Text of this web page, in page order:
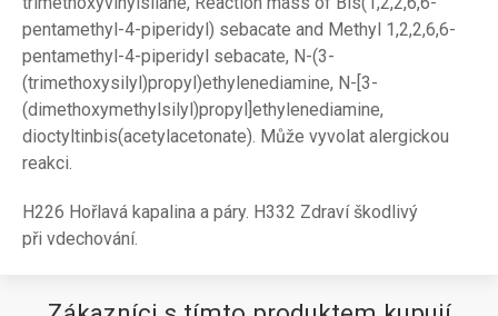
pentamethyl-4-piperidyl) sebacate and Methyl 1,2,2,6,6-
pentamethyl-4-piperidyl sebacate, N-(3-
(trimethoxysilyl)propyl)ethylenediamine, N-[3-
(dimethoxymethylsilyl)propyl]ethylenediamine,
dioctyltinbis(acetylacetonate). Může vyvolat alergickou
reakci.
H226 Hořlavá kapalina a páry. H332 Zdraví škodlivý
při vdechování.